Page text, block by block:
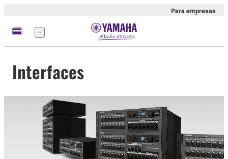
Para empresas
Menu
Interfaces